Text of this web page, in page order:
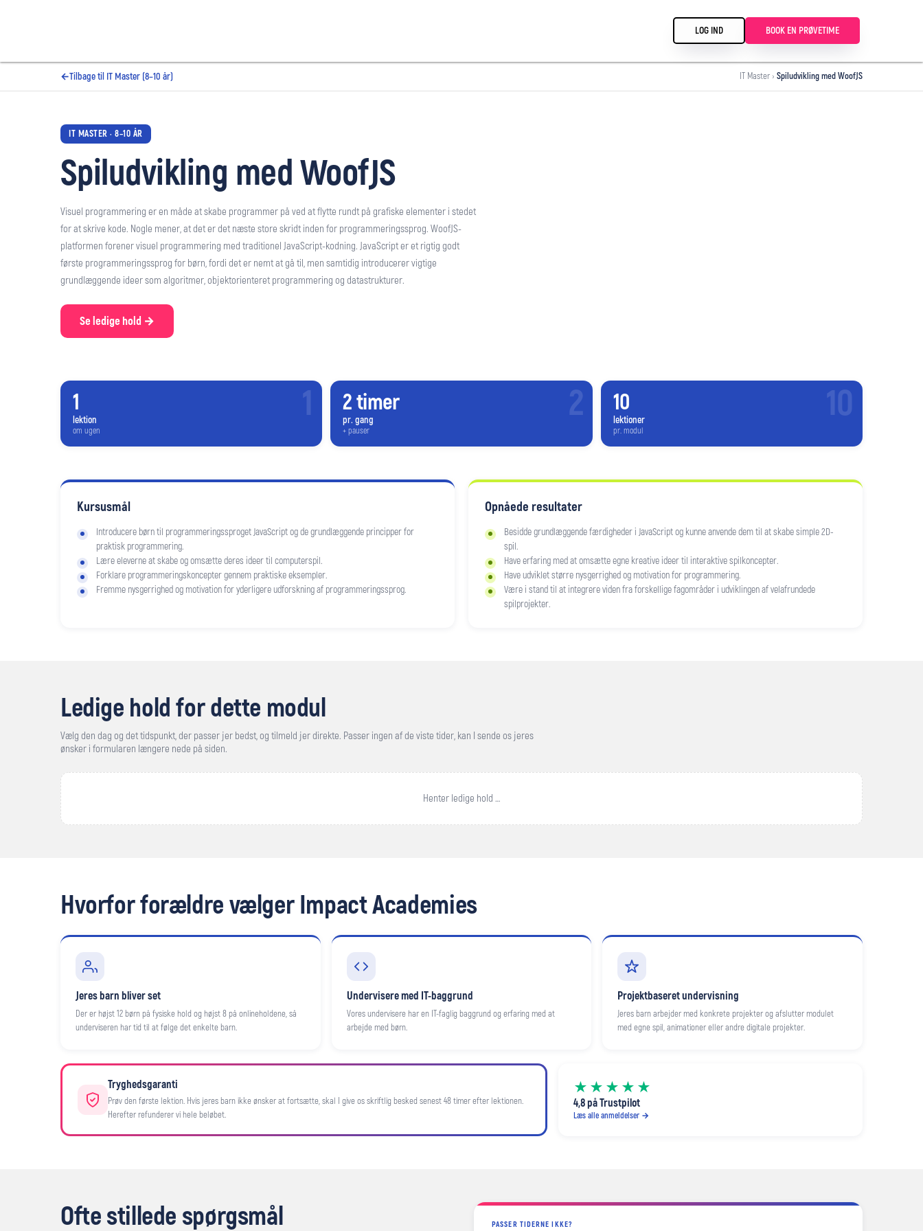
LOG IND BOOK EN PRØVETIME
←Tilbage til IT Master (8–10 år) IT Master › Spiludvikling med WoofJS
IT MASTER · 8–10 ÅR
Spiludvikling med WoofJS
Visuel programmering er en måde at skabe programmer på ved at flytte rundt på grafiske elementer i stedet
for at skrive kode. Nogle mener, at det er det næste store skridt inden for programmeringssprog. WoofJS-
platformen forener visuel programmering med traditionel JavaScript-kodning. JavaScript er et rigtig godt
første programmeringssprog for børn, fordi det er nemt at gå til, men samtidig introducerer vigtige
grundlæggende ideer som algoritmer, objektorienteret programmering og datastrukturer.
Se ledige hold →
1
1
lektion
om ugen
2
2 timer
pr. gang
+ pauser
10
10
lektioner
pr. modul
Kursusmål
Introducere børn til programmeringssproget JavaScript og de grundlæggende principper for
praktisk programmering.
Lære eleverne at skabe og omsætte deres ideer til computerspil.
Forklare programmeringskoncepter gennem praktiske eksempler.
Fremme nysgerrighed og motivation for yderligere udforskning af programmeringssprog.
Opnåede resultater
Besidde grundlæggende færdigheder i JavaScript og kunne anvende dem til at skabe simple 2D-
spil.
Have erfaring med at omsætte egne kreative ideer til interaktive spilkoncepter.
Have udviklet større nysgerrighed og motivation for programmering.
Være i stand til at integrere viden fra forskellige fagområder i udviklingen af velafrundede
spilprojekter.
Ledige hold for dette modul
Vælg den dag og det tidspunkt, der passer jer bedst, og tilmeld jer direkte. Passer ingen af de viste tider, kan I sende os jeres
ønsker i formularen længere nede på siden.
Henter ledige hold …
Hvorfor forældre vælger Impact Academies
Jeres barn bliver set
Der er højst 12 børn på fysiske hold og højst 8 på onlineholdene, så
underviseren har tid til at følge det enkelte barn.
Undervisere med IT-baggrund
Vores undervisere har en IT-faglig baggrund og erfaring med at
arbejde med børn.
Projektbaseret undervisning
Jeres barn arbejder med konkrete projekter og afslutter modulet
med egne spil, animationer eller andre digitale projekter.
Tryghedsgaranti
Prøv den første lektion. Hvis jeres barn ikke ønsker at fortsætte, skal I give os skriftlig besked senest 48 timer efter lektionen.
Herefter refunderer vi hele beløbet.
★★★★★
4,8 på Trustpilot
Læs alle anmeldelser →
Ofte stillede spørgsmål PASSER TIDERNE IKKE?